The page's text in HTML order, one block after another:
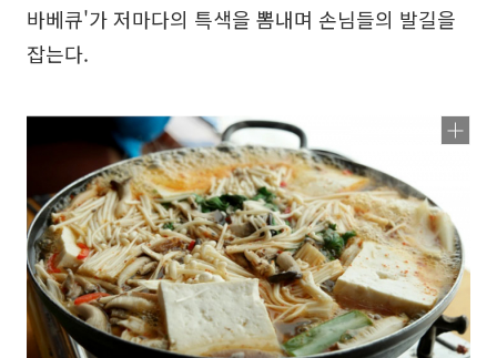
바베큐'가 저마다의 특색을 뽐내며 손님들의 발길을
잡는다.